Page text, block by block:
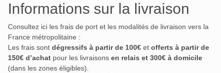
Informations sur la livraison
Consultez ici les frais de port et les modalités de livraison vers la
France métropolitaine :
Les frais sont dégressifs à partir de 100€ et offerts à partir de
150€ d’achat pour les livraisons en relais et 300€ à domicile
(dans les zones éligibles).